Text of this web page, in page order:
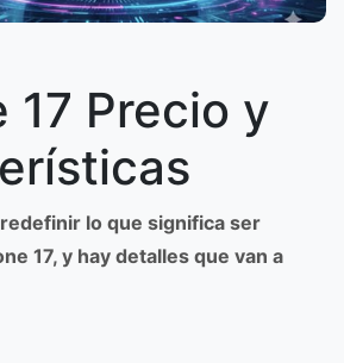
17 Precio y
lo que significa ser
17, y hay detalles que van a